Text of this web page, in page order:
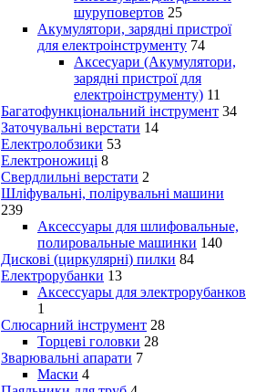
шуруповертов 25
Акумулятори, зарядні пристрої
для електроінструменту 74
Аксесуари (Акумулятори,
зарядні пристрої для
електроінструменту) 11
Багатофункціональний інструмент 34
Заточувальні верстати 14
Електролобзики 53
Електроножиці 8
Свердлильні верстати 2
Шліфувальні, полірувальні машини
239
Аксессуары для шлифовальные,
полировальные машинки 140
Дискові (циркулярні) пилки 84
Електрорубанки 13
Аксессуары для электрорубанков
1
Слюсарний інструмент 28
Торцеві головки 28
Зварювальні апарати 7
Маски 4